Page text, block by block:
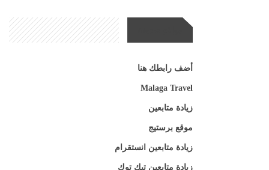
أضف رابطك هنا
Malaga Travel
زيادة متابعين
موقع برستيج
زيادة متابعين انستقرام
زيادة متابعين تيك توك